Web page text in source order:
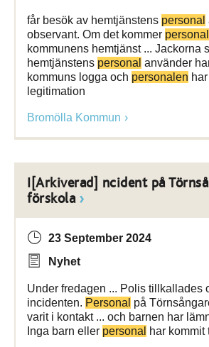
får besök av hemtjänstens personal
observant. Om det kommer personal
kommunens hemtjänst ... Jackorna
hemtjänstens personal använder
kommuns logga och personalen
legitimation
Bromölla Kommun
I[Arkiverad] ncident på
förskola
23 September 2024
Nyhet
Under fredagen ... Polis tillkallades
incidenten. Personal på
varit i kontakt ... och barnen har
Inga barn eller personal har kommit